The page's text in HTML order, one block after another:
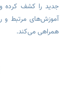
جدید را کشف کرده و
آموزش‌های مرتبط و
همراهی می‌کند.